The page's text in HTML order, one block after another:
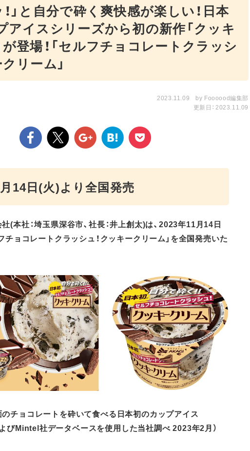
」と自分で砕く爽快感が楽しい！日本
イスシリーズから初の新作「クッキ
登場！「セルフチョコレートクラッシ
リーム」
2023.11.09 by Foooood編集部
更新日：2023.11.09
14日(火)より全国発売
(本社：埼玉県深谷市、社長：井上創太)は、2023年11月14日
フチョコレートクラッシュ！クッキークリーム」を全国発売いた
チョコレートを砕いて食べる日本初のカップアイス
びMintel社データベースを使用した当社調べ 2023年2月）